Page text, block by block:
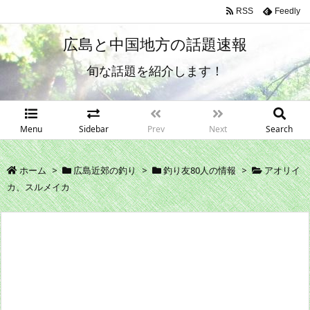
広島と中国地方の話題速報
旬な話題を紹介します！
Menu Sidebar Prev Next Search
RSS Feedly
ホーム > 広島近郊の釣り > 釣り友80人の情報 >
アオリイ
カ、スルメイカ